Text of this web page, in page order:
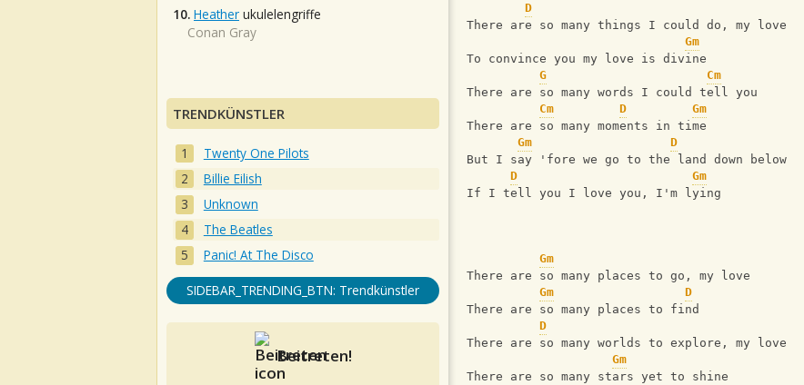
D
There are so many things I could do, my love
Gm
To convince you my love is divine
G
Cm
There are so many words I could tell you
Cm
D
Gm
There are so many moments in time
Gm
D
But I say 'fore we go to the land down below
D
Gm
If I tell you I love you, I'm lying
Gm
There are so many places to go, my love
Gm
D
There are so many places to find
D
There are so many worlds to explore, my love
Gm
There are so many stars yet to shine
10. Heather ukulelengriffe
Conan Gray
TRENDKÜNSTLER
Twenty One Pilots
Billie Eilish
Unknown
The Beatles
Panic! At The Disco
SIDEBAR_TRENDING_BTN: Trendkünstler
Beitreten!